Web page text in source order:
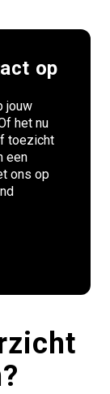
op
jouw
het nu
toezicht
een
ons op